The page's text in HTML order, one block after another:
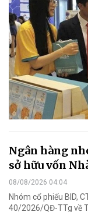
Ngân hàng
sở hữu vốn
08/08/2026 04:04
Nhóm cổ phiếu BID,
40/2026/QĐ-TTg về